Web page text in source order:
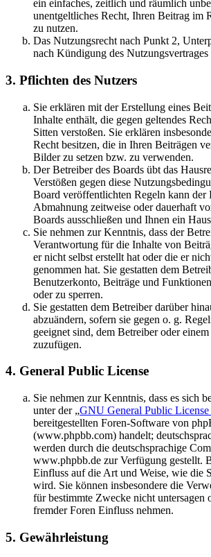
ein einfaches, zeitlich und räumlich
unentgeltliches Recht, Ihren Beitrag im
zu nutzen.
Das Nutzungsrecht nach Punkt 2,
nach Kündigung des Nutzungsvertrages
3. Pflichten des Nutzers
Sie erklären mit der Erstellung eines
Inhalte enthält, die gegen geltendes
Sitten verstoßen. Sie erklären
Recht besitzen, die in Ihren Beiträgen
Bilder zu setzen bzw. zu verwenden.
Der Betreiber des Boards übt das
Verstößen gegen diese
Board veröffentlichten Regeln kann der
Abmahnung zeitweise oder dauerhaft
Boards ausschließen und Ihnen ein
Sie nehmen zur Kenntnis, dass der
Verantwortung für die Inhalte von
er nicht selbst erstellt hat oder die er
genommen hat. Sie gestatten dem
Benutzerkonto, Beiträge und
oder zu sperren.
Sie gestatten dem Betreiber darüber
abzuändern, sofern sie gegen o. g.
geeignet sind, dem Betreiber oder
zuzufügen.
4. General Public License
Sie nehmen zur Kenntnis, dass es sich
unter der „GNU General Public License
bereitgestellten Foren-Software von
(www.phpbb.com) handelt;
werden durch die deutschsprachige
www.phpbb.de zur Verfügung gestellt.
Einfluss auf die Art und Weise, wie die
wird. Sie können insbesondere die
für bestimmte Zwecke nicht untersagen
fremder Foren Einfluss nehmen.
5. Gewährleistung